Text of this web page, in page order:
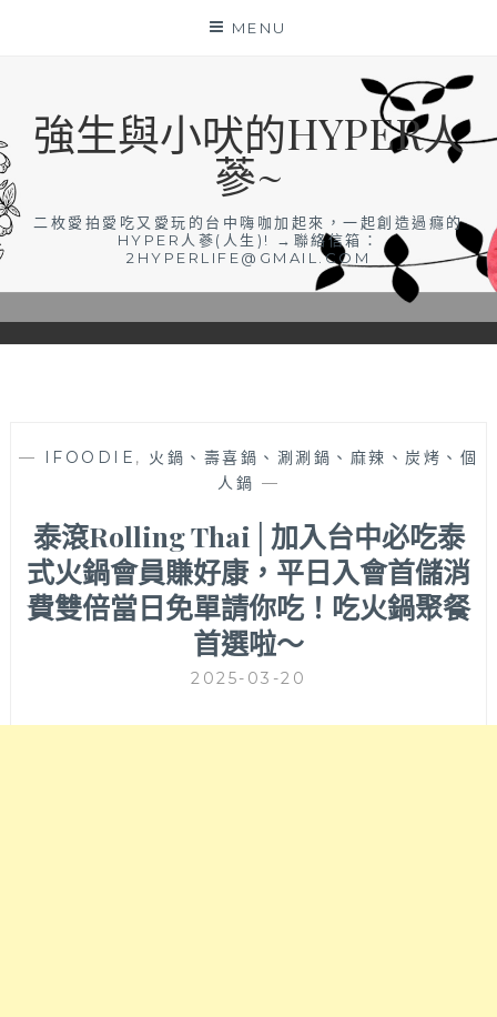
MENU
強生與小吠的HYPER人
蔘~
二枚愛拍愛吃又愛玩的台中嗨咖加起來，一起創造過癮的
HYPER人蔘(人生)! →聯絡信箱：
2HYPERLIFE@GMAIL.COM
— IFOODIE , 火鍋、壽喜鍋、涮涮鍋、麻辣、炭烤、個
人鍋 —
泰滾Rolling Thai│加入台中必吃泰
式火鍋會員賺好康，平日入會首儲消
費雙倍當日免單請你吃！吃火鍋聚餐
首選啦～
2025-03-20